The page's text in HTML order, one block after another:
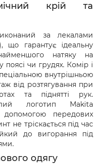
крій та
за лекалами
що гарантує ідеальну
натяку на
чи грудях. Комір і
внутрішньою
від розтягування при
та піднятті рук.
логотип Makita
передових
не тріскається під час
до вигорання під
одягу